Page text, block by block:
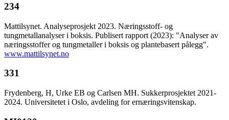
234
Mattilsynet. Analyseprosjekt 2023. Næringsstoff- og
tungmetallanalyser i boksis. Publisert rapport (2023): "Analyser av
næringsstoffer og tungmetaller i boksis og plantebasert pålegg".
www.mattilsynet.no
331
Frydenberg, H, Urke EB og Carlsen MH. Sukkerprosjektet 2021-
2024. Universitetet i Oslo, avdeling for ernæringsvitenskap.